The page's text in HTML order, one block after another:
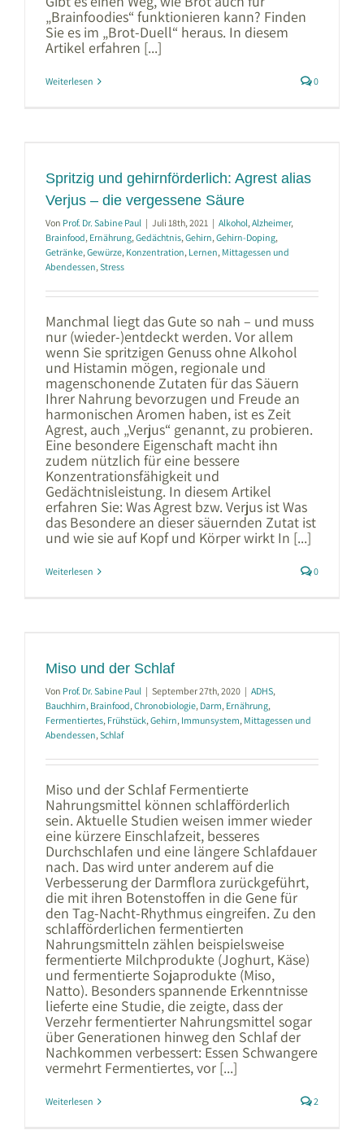
„Brainfoodies“ funktionieren kann? Finden
Sie es im „Brot-Duell“ heraus. In diesem
Artikel erfahren [...]
Weiterlesen 0
Spritzig und gehirnförderlich: Agrest alias
Verjus – die vergessene Säure
Von Prof. Dr. Sabine Paul | Juli 18th, 2021 | Alkohol,Alzheimer,
Brainfood, Ernährung,Gedächtnis,Gehirn,Gehirn-Doping,
Getränke,Gewürze, Konzentration, Lernen, Mittagessen und
Abendessen,Stress
Manchmal liegt das Gute so nah – und muss
nur (wieder-)entdeckt werden. Vor allem
wenn Sie spritzigen Genuss ohne Alkohol
und Histamin mögen, regionale und
magenschonende Zutaten für das Säuern
Ihrer Nahrung bevorzugen und Freude an
harmonischen Aromen haben, ist es Zeit
Agrest, auch „Verjus“ genannt, zu probieren.
Eine besondere Eigenschaft macht ihn
zudem nützlich für eine bessere
Konzentrationsfähigkeit und
Gedächtnisleistung. In diesem Artikel
erfahren Sie: Was Agrest bzw. Verjus ist Was
das Besondere an dieser säuernden Zutat ist
und wie sie auf Kopf und Körper wirkt In [...]
Weiterlesen 0
Miso und der Schlaf
Von Prof. Dr. Sabine Paul | September 27th, 2020 | ADHS,
Bauchhirn, Brainfood,Chronobiologie, Darm, Ernährung,
Fermentiertes, Frühstück,Gehirn, Immunsystem, Mittagessen und
Abendessen,Schlaf
Miso und der Schlaf Fermentierte
Nahrungsmittel können schlafförderlich
sein. Aktuelle Studien weisen immer wieder
eine kürzere Einschlafzeit, besseres
Durchschlafen und eine längere Schlafdauer
nach. Das wird unter anderem auf die
Verbesserung der Darmflora zurückgeführt,
die mit ihren Botenstoffen in die Gene für
den Tag-Nacht-Rhythmus eingreifen. Zu den
schlafförderlichen fermentierten
Nahrungsmitteln zählen beispielsweise
fermentierte Milchprodukte (Joghurt, Käse)
und fermentierte Sojaprodukte (Miso,
Natto). Besonders spannende Erkenntnisse
lieferte eine Studie, die zeigte, dass der
Verzehr fermentierter Nahrungsmittel sogar
über Generationen hinweg den Schlaf der
Nachkommen verbessert: Essen Schwangere
vermehrt Fermentiertes, vor [...]
Weiterlesen 2